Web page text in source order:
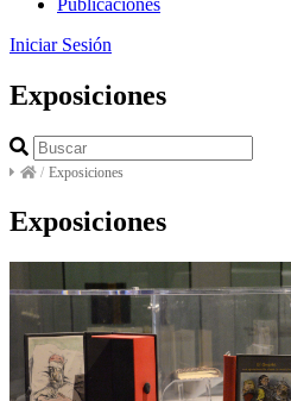
Publicaciones
Iniciar Sesión
Exposiciones
/ Exposiciones
Exposiciones